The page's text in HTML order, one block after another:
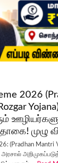
2026
முழு
(Pradhan Mantri